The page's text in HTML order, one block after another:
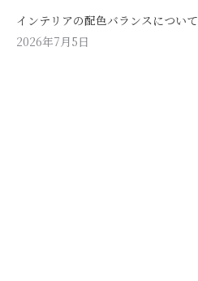
インテリアの配色バランスについて
2026年7月5日